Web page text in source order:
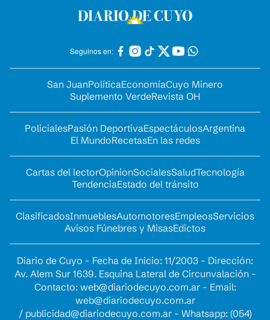
Seguinos en:
San JuanPolíticaEconomíaCuyo Minero
Suplemento VerdeRevista OH
PolicialesPasión DeportivaEspectáculosArgentina
El MundoRecetasEn las redes
Cartas del lectorOpinionSocialesSaludTecnología
TendenciaEstado del tránsito
ClasificadosInmueblesAutomotoresEmpleosServicios
Avisos Fúnebres y MisasEdictos
Diario de Cuyo - Fecha de Inicio: 11/2003 - Dirección:
Av. Alem Sur 1639. Esquina Lateral de Circunvalación -
Contacto: web@diariodecuyo.com.ar- Email:
web@diariodecuyo.com.ar
/ publicidad@diariodecuyo.com.ar- Whatsapp: (054)